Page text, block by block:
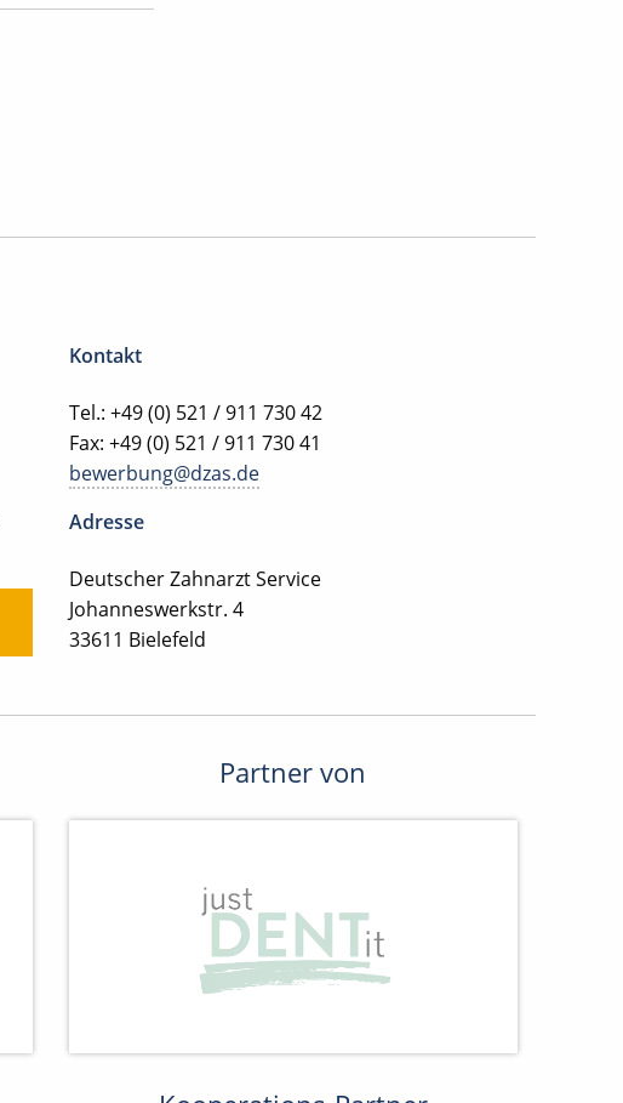
Kontakt
Tel.: +49 (0) 521 / 911 730 42
Fax: +49 (0) 521 / 911 730 41
bewerbung@dzas.de
Adresse
Deutscher Zahnarzt Service
Johanneswerkstr. 4
33611 Bielefeld
Partner von